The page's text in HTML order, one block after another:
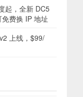
起，全新 DC5
费换 IP 地址
上线，$99/